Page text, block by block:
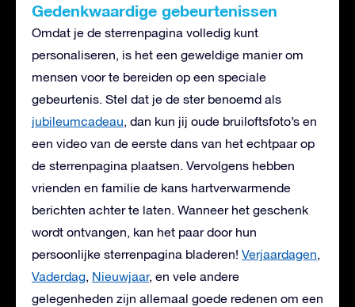
Gedenkwaardige gebeurtenissen
Omdat je de sterrenpagina volledig kunt
personaliseren, is het een geweldige manier om
mensen voor te bereiden op een speciale
gebeurtenis. Stel dat je de ster benoemd als
jubileumcadeau, dan kun jij oude bruiloftsfoto’s en
een video van de eerste dans van het echtpaar op
de sterrenpagina plaatsen. Vervolgens hebben
vrienden en familie de kans hartverwarmende
berichten achter te laten. Wanneer het geschenk
wordt ontvangen, kan het paar door hun
persoonlijke sterrenpagina bladeren! Verjaardagen,
Vaderdag, Nieuwjaar, en vele andere
gelegenheden zijn allemaal goede redenen om een